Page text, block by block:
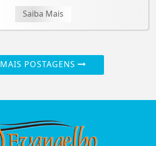
Saiba Mais
MAIS POSTAGENS